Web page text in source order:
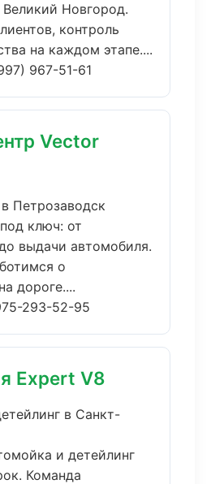
Великий Новгород.
контроль
на каждом этапе....
967-51-61
Vector
Петрозаводск
ключ: от
выдачи автомобиля.
о
дороге....
293-52-95
Expert V8
в Санкт-
и детейлинг
Команда